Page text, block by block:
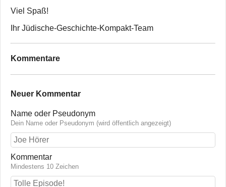
Viel Spaß!
Ihr Jüdische-Geschichte-Kompakt-Team
Kommentare
Neuer Kommentar
Name oder Pseudonym
Dein Name oder Pseudonym (wird öffentlich angezeigt)
Kommentar
Mindestens 10 Zeichen